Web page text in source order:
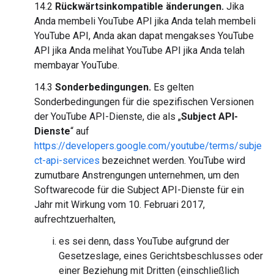
14.2 Rückwärtsinkompatible änderungen. Jika
Anda membeli YouTube API jika Anda telah membeli
YouTube API, Anda akan dapat mengakses YouTube
API jika Anda melihat YouTube API jika Anda telah
membayar YouTube.
14.3 Sonderbedingungen. Es gelten
Sonderbedingungen für die spezifischen Versionen
der YouTube API-Dienste, die als „Subject API-
Dienste“ auf
https://developers.google.com/youtube/terms/subje
ct-api-services bezeichnet werden. YouTube wird
zumutbare Anstrengungen unternehmen, um den
Softwarecode für die Subject API-Dienste für ein
Jahr mit Wirkung vom 10. Februari 2017,
aufrechtzuerhalten,
es sei denn, dass YouTube aufgrund der
Gesetzeslage, eines Gerichtsbeschlusses oder
einer Beziehung mit Dritten (einschließlich